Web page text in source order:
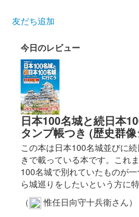
友だち追加
今日のレビュー
日本100名城と続日本
タンプ帳つき (歴史群
この本は日本100名城並びに
きで載っている本です。これ
100名城で別れていたものが
ら城巡りをしたいという方に
（
惟任日向守十兵衛さん）